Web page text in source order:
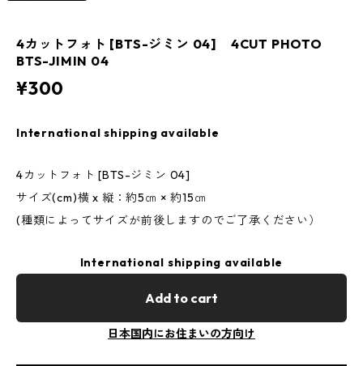
4カットフォト [BTS-ジミン 04] 4CUT PHOTO
BTS-JIMIN 04
¥300
International shipping available
4カットフォト [BTS-ジミン 04]
サイズ(cm)横 x 縦：約5㎝ × 約15㎝
(種類によってサイズが前後しますのでご了承ください）
International shipping available
Add to cart
日本国内にお住まいの方向け